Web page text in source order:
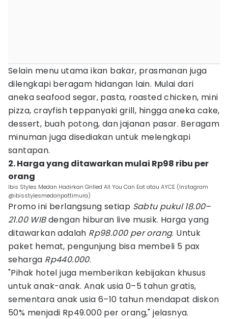
Selain menu utama ikan bakar, prasmanan juga
dilengkapi beragam hidangan lain. Mulai dari
aneka seafood segar, pasta, roasted chicken, mini
pizza, crayfish teppanyaki grill, hingga aneka cake,
dessert, buah potong, dan jajanan pasar. Beragam
minuman juga disediakan untuk melengkapi
santapan.
2. Harga yang ditawarkan mulai Rp98 ribu per
orang
Ibis Styles Medan Hadirkan Grilled All You Can Eat atau AYCE (Instagram
@ibisstylesmedanpattimura)
Promo ini berlangsung setiap Sabtu pukul 18.00–
21.00 WIBdengan hiburan live musik. Harga yang
ditawarkan adalah Rp98.000 per orang. Untuk
paket hemat, pengunjung bisa membeli 5 pax
seharga Rp440.000.
"Pihak hotel juga memberikan kebijakan khusus
untuk anak-anak. Anak usia 0–5 tahun gratis,
sementara anak usia 6–10 tahun mendapat diskon
50% menjadi Rp49.000 per orang," jelasnya.